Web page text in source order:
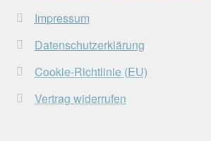
Impressum
Datenschutzerklärung
Cookie-Richtlinie (EU)
Vertrag widerrufen